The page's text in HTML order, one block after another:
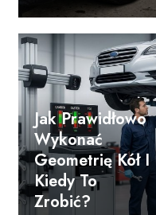
Jak Prawidłowo
Wykonać
Geometrię Kół I
Kiedy To
Zrobić?